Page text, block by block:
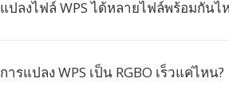
แปลงไฟล์ WPS ได้หลายไฟล์พร้อมกันไ
การแปลง WPS เป็น RGBO เร็วแค่ไหน?